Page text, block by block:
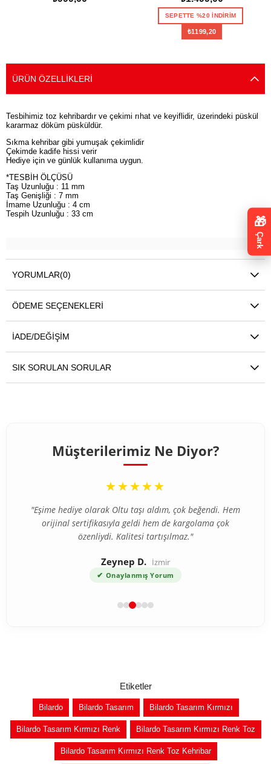
SEPETTE %20 İNDİRİM
₺1199,20
ÜRÜN ÖZELLIKLERI
Tesbihimiz toz kehribardır ve çekimi rıhat ve keyiflidir, üzerindeki püskül
kararmaz döküm püsküldür.
Sıkma kehribar gibi yumuşak çekimlidir
Çekimde kadife hissi verir
Hediye için ve günlük kullanıma uygun.
*TESBİH ÖLÇÜSÜ
Taş Uzunluğu : 11 mm
Taş Genişliği : 7 mm
İmame Uzunluğu : 4 cm
Tespih Uzunluğu : 33 cm
YORUMLAR(0)
ÖDEME SEÇENEKLERI
İADE/DEĞIŞIM
SIK SORULAN SORULAR
Müşterilerimiz Ne Diyor?
“
★★★★★
"Eşime hediye olarak Oltu taşı aldım, çok beğendi. Hem
orijinal sertifikasıyla geldi hem de kargolama çok
özenliydi. Kalitesi tartışılmaz."
Zeynep D. İzmir
✔ Onaylanmış Yorum
Etiketler
Bilardo Bilardo Tasarım Bilardo Tasarım Kırmızı
Bilardo Tasarım Kırmızı Renk Bilardo Tasarım Kırmızı Renk Toz
Bilardo Tasarım Kırmızı Renk Toz Kehribar
🎁
Çark